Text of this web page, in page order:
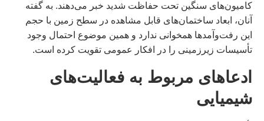
کامیون‌های سنگین تحت حفاظت شدید خبر می‌دهند. به گفته
آنان، ابعاد ساختمان‌های قابل مشاهده در سطح زمین با حجم
این رفت‌وآمدها همخوانی ندارد و همین موضوع احتمال وجود
تأسیسات زیرزمینی را در افکار عمومی تقویت کرده است.
ادعاهای مربوط به فعالیت‌های
شیمیایی